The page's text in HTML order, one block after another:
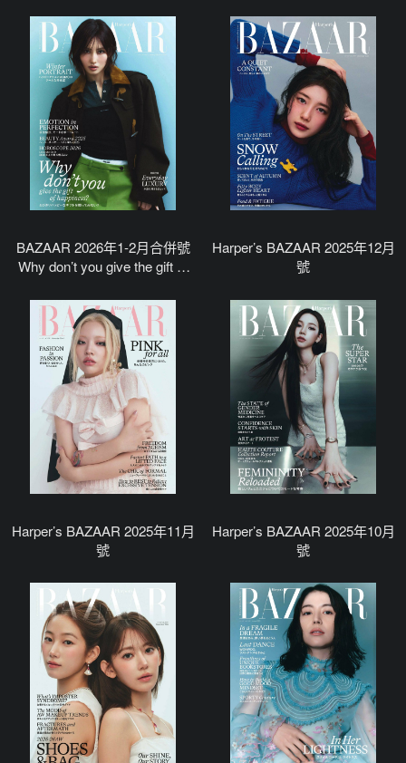
BAZAAR 2026年1-2月合併號
Why don’t you give the gift of
Harper’s BAZAAR 2025年12月
號
Harper’s BAZAAR 2025年11月
號
Harper’s BAZAAR 2025年10月
號